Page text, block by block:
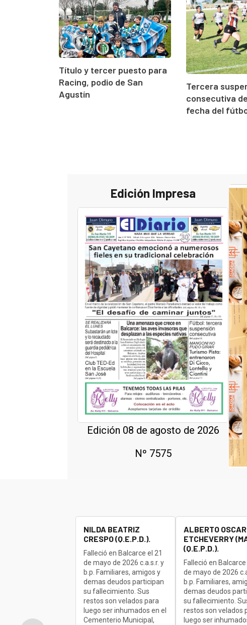
Título y tercer puesto para
Racing, podio de San
Agustín
Tercera
consecutiva
fecha del
Edición Impresa
Edición 08 de agosto de 2026
Nº 7575
NILDA BEATRIZ
CRESPO (Q.E.P.D.).
Falleció en Balcarce el 21
de mayo de 2026 c.a.s.r. y
b.p. Familiares, amigos y
demas deudos participan
su fallecimiento. Sus
restos son velados para
luego ser inhumados en el
Cementerio Municipal,
ALBERTO OSCAR
ETCHEVERRY
(Q.E.P.D.).
Falleció en Balcarce
de mayo de 2026
b.p. Familiares,
demas deudos
su fallecimiento.
restos son velados
luego ser